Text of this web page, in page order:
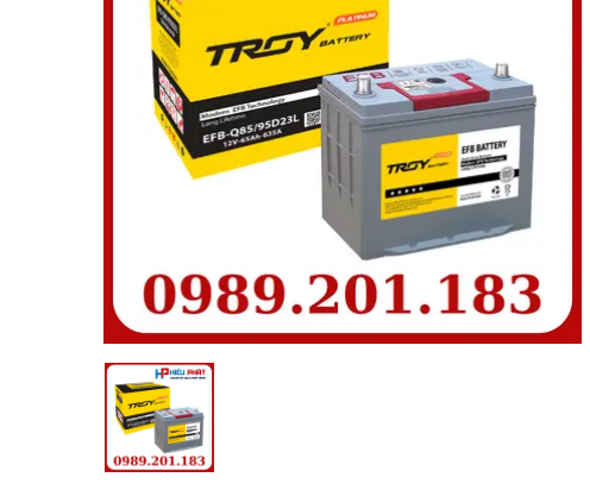
Bình Ắc Quy
ROCKET SMF
75D23L 12V-65Ah
1.550.000đ